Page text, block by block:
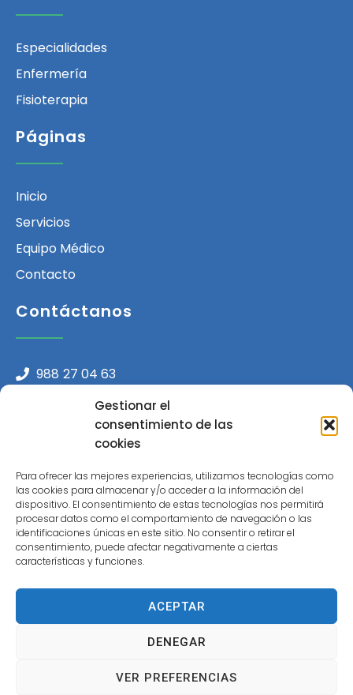
Gestionar el
consentimiento de las
cookies
Para ofrecer las mejores experiencias, utilizamos tecnologías como
las cookies para almacenar y/o acceder a la información del
dispositivo. El consentimiento de estas tecnologías nos permitirá
procesar datos como el comportamiento de navegación o las
identificaciones únicas en este sitio. No consentir o retirar el
consentimiento, puede afectar negativamente a ciertas
características y funciones.
ACEPTAR
DENEGAR
VER PREFERENCIAS
Especialidades
Enfermería
Fisioterapia
Páginas
Inicio
Servicios
Equipo Médico
Contacto
Contáctanos
988 27 04 63
Rúa de Ourense, 25a, 32500 O Carballiño,
admin@clinicaalameda.com
Política de protección de datos